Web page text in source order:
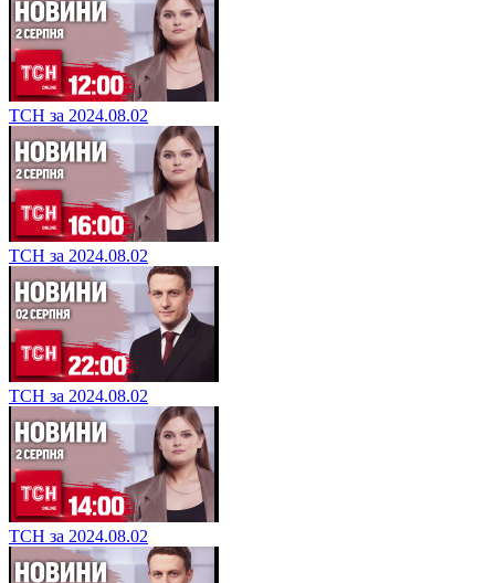
ТСН за 2024.08.02
ТСН за 2024.08.02
ТСН за 2024.08.02
ТСН за 2024.08.02